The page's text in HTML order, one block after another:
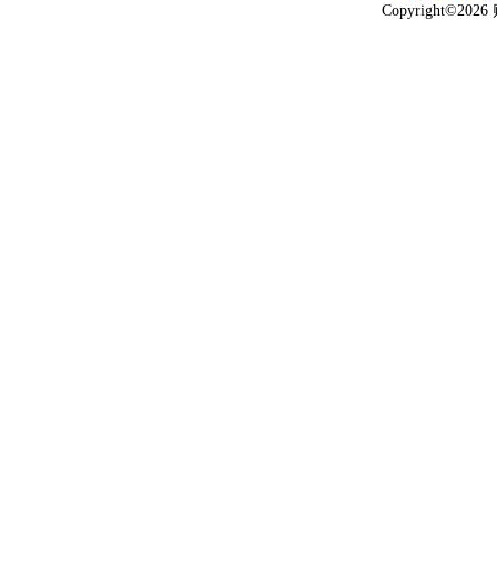
Copyright©2026